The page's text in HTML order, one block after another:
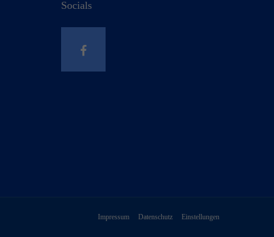
Socials
Impressum Datenschutz Einstellungen